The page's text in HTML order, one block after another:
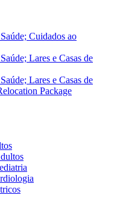
Cuidados ao
Lares e Casas de
Lares e Casas de
Package